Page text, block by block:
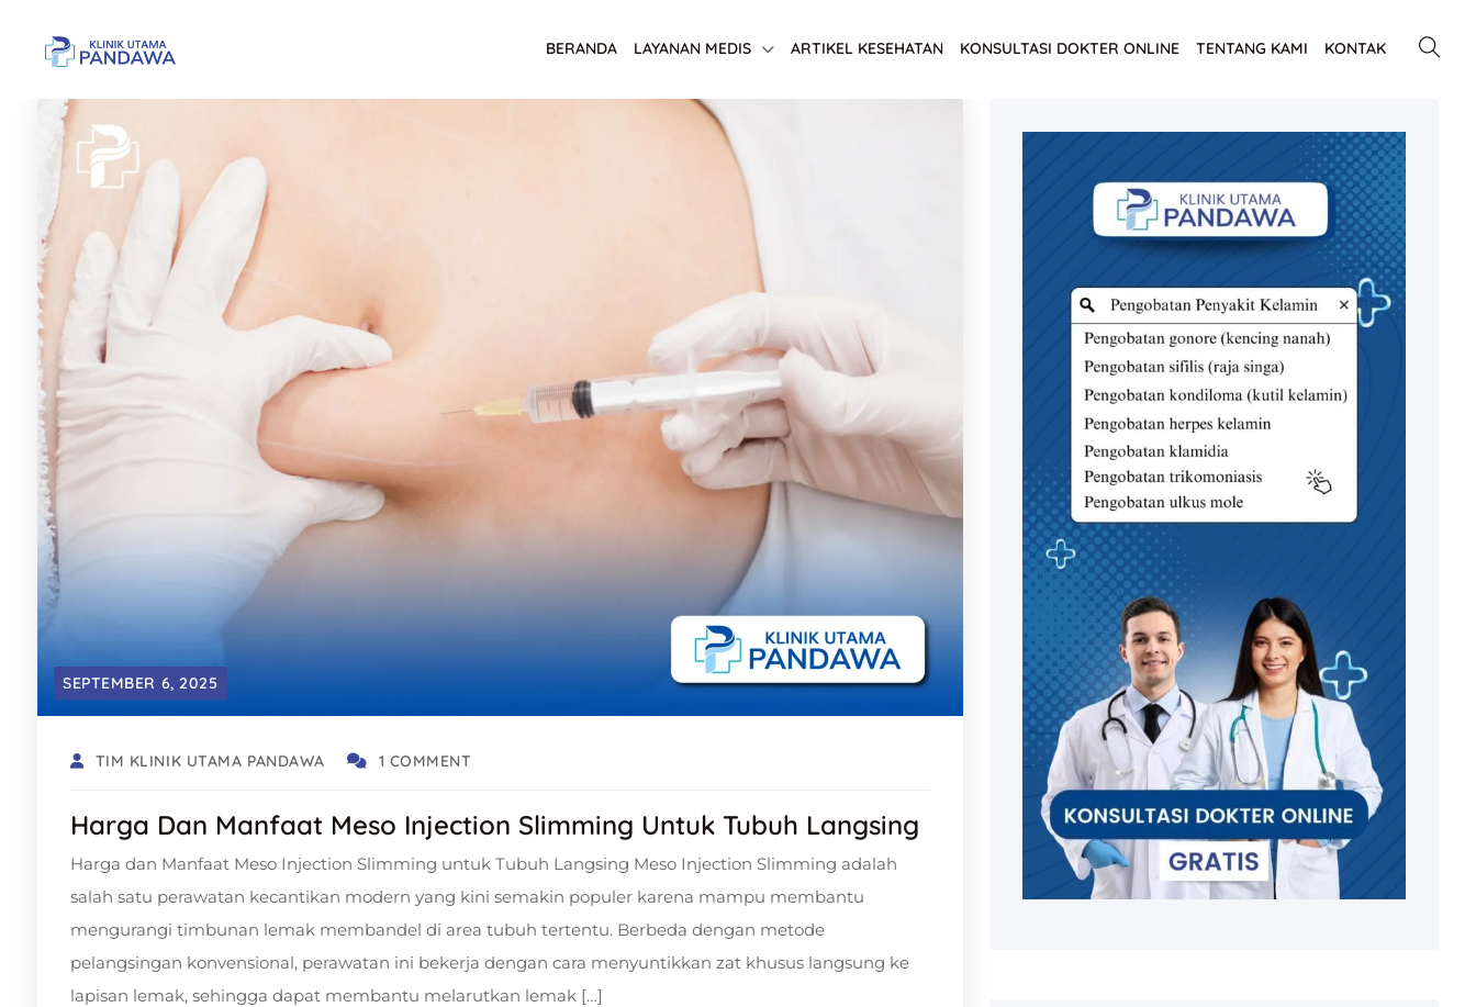
BERANDA LAYANAN MEDIS ARTIKEL KESEHATAN KONSULTASI DOKTER ONLINE TENTANG KAMI KONTAK
SEPTEMBER 6, 2025
TIM KLINIK UTAMA PANDAWA 1 COMMENT
Harga Dan Manfaat Meso Injection Slimming Untuk Tubuh Langsing
Harga dan Manfaat Meso Injection Slimming untuk Tubuh Langsing Meso Injection Slimming adalah
salah satu perawatan kecantikan modern yang kini semakin populer karena mampu membantu
mengurangi timbunan lemak membandel di area tubuh tertentu. Berbeda dengan metode
pelangsingan konvensional, perawatan ini bekerja dengan cara menyuntikkan zat khusus langsung ke
lapisan lemak, sehingga dapat membantu melarutkan lemak […]